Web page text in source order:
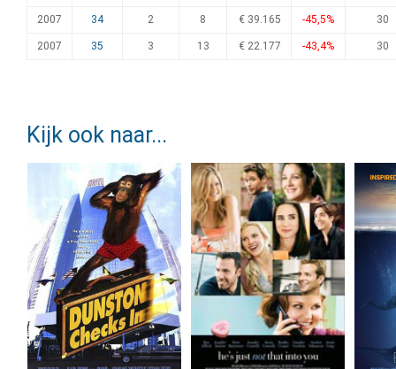
2007 34 2 8 € 39.165 -45,5% 30
2007 35 3 13 € 22.177 -43,4% 30
Kijk ook naar...